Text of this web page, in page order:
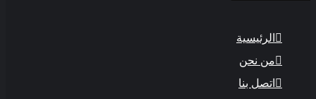
الرئيسية
من نحن
اتصل بنا